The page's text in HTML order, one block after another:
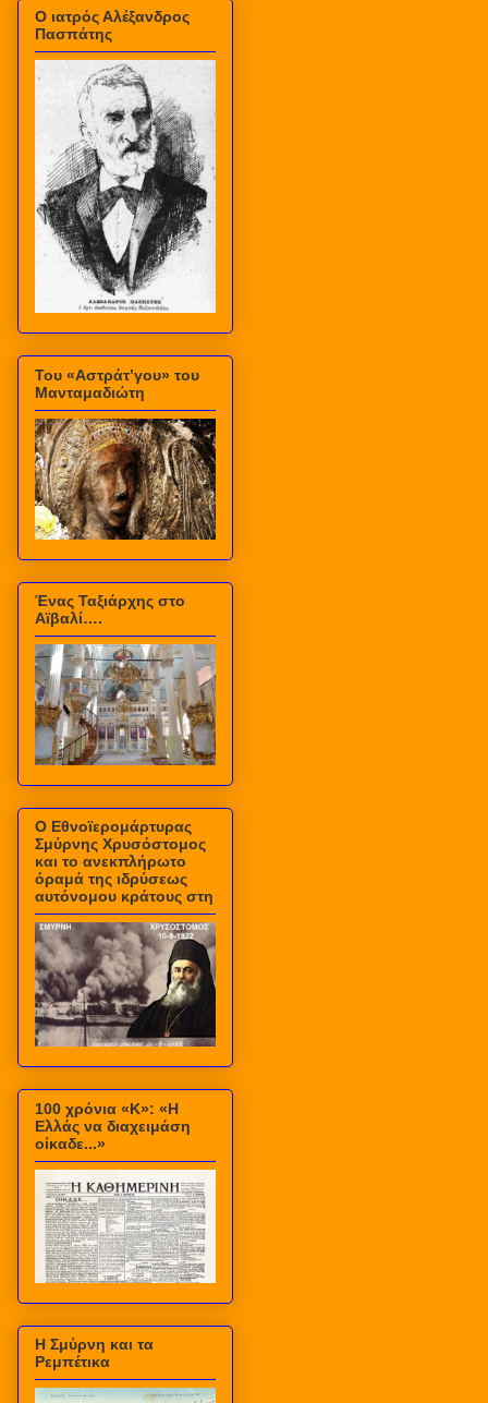
Ο ιατρός Αλέξανδρος
Πασπάτης
Του «Αστράτ’γου» του
Μανταμαδιώτη
Ένας Ταξιάρχης στο
Αϊβαλί….
Ο Εθνοϊερομάρτυρας
Σμύρνης Χρυσόστομος
και το ανεκπλήρωτο
όραμά της ιδρύσεως
αυτόνομου κράτους στη
100 χρόνια «Κ»: «Η
Ελλάς να διαχειμάση
οίκαδε...»
Η Σμύρνη και τα
Ρεμπέτικα